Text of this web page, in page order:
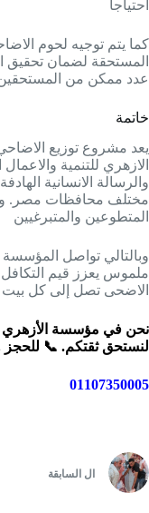
احتياجا
كما يتم توجيه لحوم
المستحقة لضمان تحقيق
عدد ممكن من
خاتمة
يعد مشروع توزيع
الازهري للتنمية
والرسالة الانسانية
مختلف محافظات مصر.
المتطوعين والمتبرغيين
وبالتالي تواصل
ملموس يعزز قيم
الاضحى تصل إلى كل بيت
نحن في مؤسسة الأزهري
لنستحق ثقتكم. 📞 للحجز
01107350005
ال السابقة